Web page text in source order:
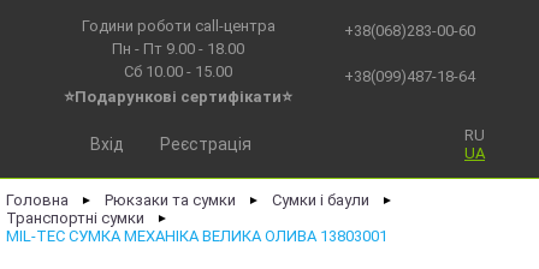
Години роботи call-центра
Пн - Пт 9.00 - 18.00
Сб 10.00 - 15.00
⭐Подарункові сертифікати⭐
+38(068)283-00-60
+38(099)487-18-64
RU
UA
Вхід Реєстрація
Головна ► Рюкзаки та сумки ► Сумки і баули ►
Транспортні сумки ►
MIL-TEC СУМКА МЕХАНІКА ВЕЛИКА ОЛИВА 13803001